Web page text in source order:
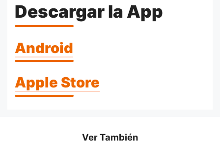
Descargar la App
Android
Apple Store
Ver También